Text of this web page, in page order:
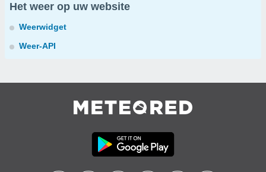
Het weer op uw website
Weerwidget
Weer-API